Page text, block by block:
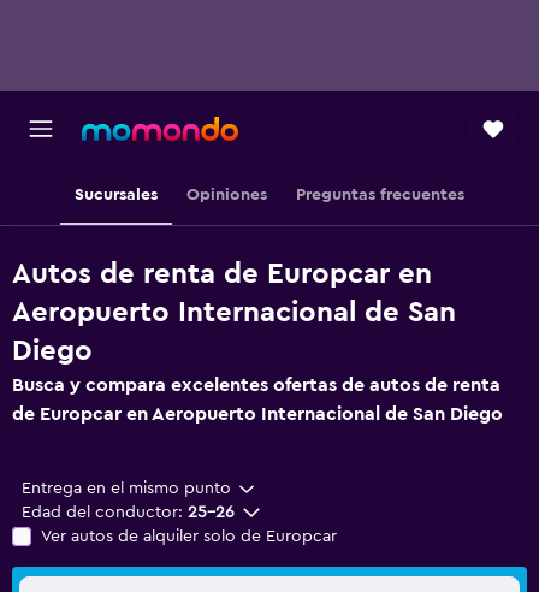
Sucursales Opiniones Preguntas frecuentes
Autos de renta de Europcar en
Aeropuerto Internacional de San
Diego
Busca y compara excelentes ofertas de autos de renta
de Europcar en Aeropuerto Internacional de San Diego
Entrega en el mismo punto
Edad del conductor: 25-26
Ver autos de alquiler solo de Europcar